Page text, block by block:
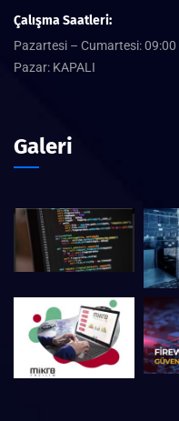
Çalışma Saatleri:
Pazartesi – Cumartesi: 09:00
Pazar: KAPALI
Galeri